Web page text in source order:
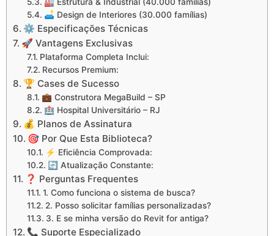
🛋️ Design de Interiores (30.000 famílias)
⚙️ Especificações Técnicas
🚀 Vantagens Exclusivas
Plataforma Completa Inclui:
Recursos Premium:
🏆 Cases de Sucesso
💼 Construtora MegaBuild – SP
🏥 Hospital Universitário – RJ
💰 Planos de Assinatura
🎯 Por Que Esta Biblioteca?
⚡ Eficiência Comprovada:
🔄 Atualização Constante:
❓ Perguntas Frequentes
1. Como funciona o sistema de busca?
2. Posso solicitar famílias personalizadas?
3. E se minha versão do Revit for antiga?
📞 Suporte Especializado